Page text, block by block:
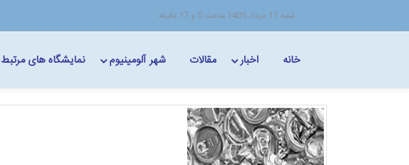
شنبه 17 مرداد 1405 ساعت 0 و 17 دقیقه
خانه اخبار مقالات شهر آلومینیوم نمایشگاه های مرتبط